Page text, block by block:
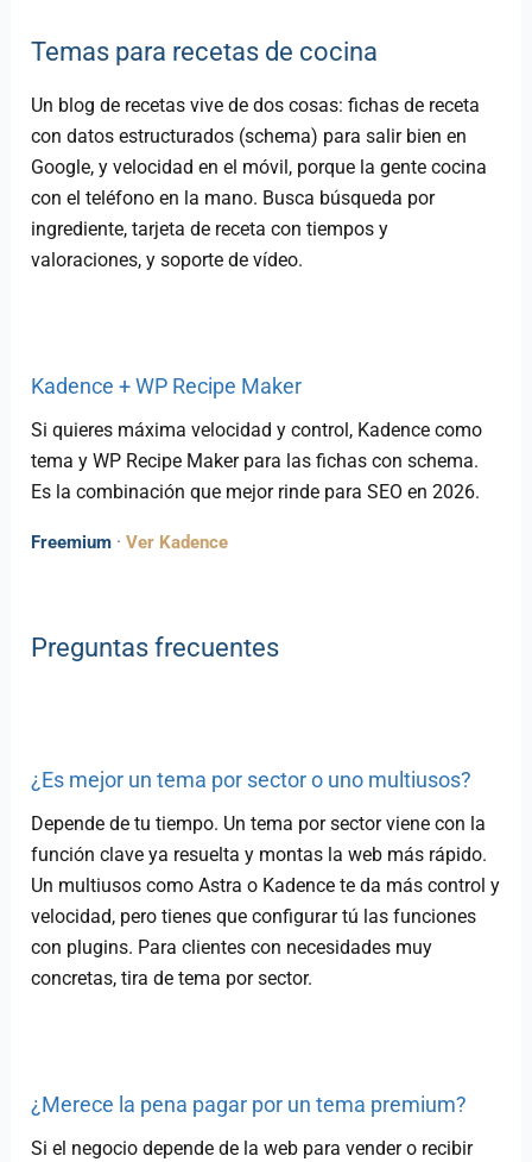
Temas para recetas de cocina
Un blog de recetas vive de dos cosas: fichas de receta
con datos estructurados (schema) para salir bien en
Google, y velocidad en el móvil, porque la gente cocina
con el teléfono en la mano. Busca búsqueda por
ingrediente, tarjeta de receta con tiempos y
valoraciones, y soporte de vídeo.
Kadence + WP Recipe Maker
Si quieres máxima velocidad y control, Kadence como
tema y WP Recipe Maker para las fichas con schema.
Es la combinación que mejor rinde para SEO en 2026.
Freemium ·Ver Kadence
Preguntas frecuentes
¿Es mejor un tema por sector o uno multiusos?
Depende de tu tiempo. Un tema por sector viene con la
función clave ya resuelta y montas la web más rápido.
Un multiusos como Astra o Kadence te da más control y
velocidad, pero tienes que configurar tú las funciones
con plugins. Para clientes con necesidades muy
concretas, tira de tema por sector.
¿Merece la pena pagar por un tema premium?
Si el negocio depende de la web para vender o recibir